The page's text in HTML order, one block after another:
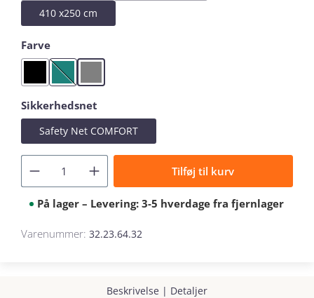
410 x250 cm
Vælg
Farve
Green
(Denne mulighed er i øjeblikket ikke tilgængelig.)
Grey
Vælg
Sikkerhedsnet
Safety Net COMFORT
Tilføj til kurv
På lager – Levering: 3-5 hverdage fra fjernlager
Varenummer: 32.23.64.32
Beskrivelse | Detaljer